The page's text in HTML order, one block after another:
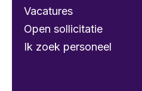
Vacatures
Open sollicitatie
Ik zoek personeel